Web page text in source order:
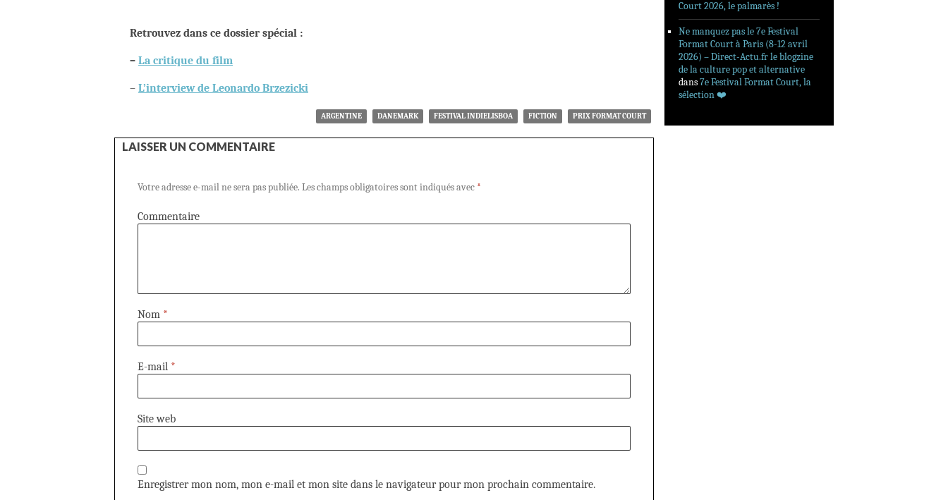
Retrouvez dans ce dossier spécial :
– La critique du film
– L’interview de Leonardo Brzezicki
ARGENTINE DANEMARK FESTIVAL INDIELISBOA FICTION PRIX FORMAT COURT
LAISSER UN COMMENTAIRE
Votre adresse e-mail ne sera pas publiée. Les champs obligatoires sont indiqués avec *
Commentaire
Nom *
E-mail *
Site web
Enregistrer mon nom, mon e-mail et mon site dans le navigateur pour mon prochain commentaire.
Court 2026, le palmarès !
Ne manquez pas le 7e Festival
Format Court à Paris (8-12 avril
2026) – Direct-Actu.fr le blogzine
de la culture pop et alternative
dans7e Festival Format Court, la
sélection ❤️‍